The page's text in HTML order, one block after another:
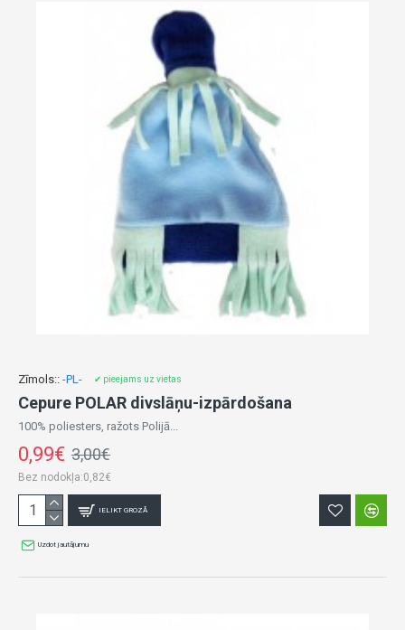
Zīmols:: -PL- ✔ pieejams uz vietas
Cepure POLAR divslāņu-izpārdošana
100% poliesters, ražots Polijā...
0,99€ 3,00€
Bez nodokļa:0,82€
IELIKT GROZĀ
Uzdot jautājumu